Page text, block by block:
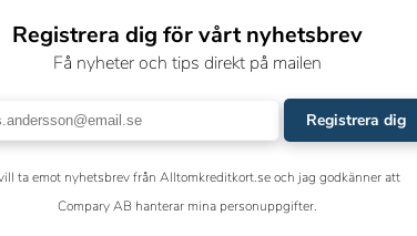
Registrera dig för vårt nyhetsbrev
Få nyheter och tips direkt på mailen
Registrera dig
ta emot nyhetsbrev från Alltomkreditkort.se och jag godkänner att
Compary AB hanterar mina personuppgifter.